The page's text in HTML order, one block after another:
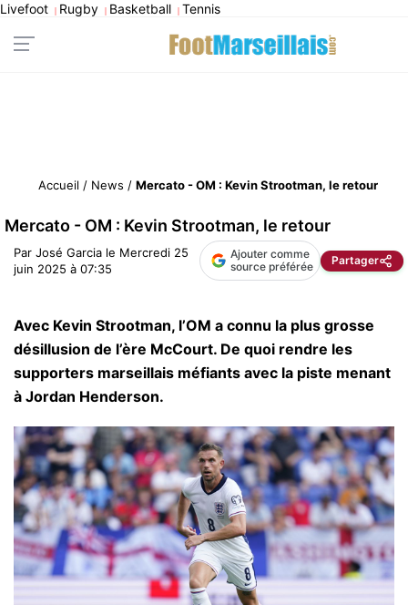
Livefoot | Rugby | Basketball | Tennis
Accueil / News / Mercato - OM : Kevin Strootman, le retour
Mercato - OM : Kevin Strootman, le retour
Par José Garcia le Mercredi 25
juin 2025 à 07:35
Ajouter comme
source préférée
Partager
Avec Kevin Strootman, l’OM a connu la plus grosse
désillusion de l’ère McCourt. De quoi rendre les
supporters marseillais méfiants avec la piste menant
à Jordan Henderson.